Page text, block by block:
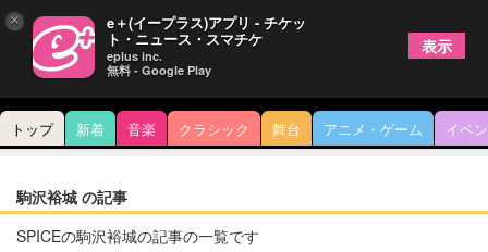
トップ 新着 音楽 クラシック 舞台 アニメ・ゲーム イベ
駒沢裕城 の記事
SPICEの駒沢裕城の記事の一覧です
× e＋(イープラス)アプリ - チケッ
ト・ニュース・スマチケ
eplus inc.
無料 - Google Play
表示